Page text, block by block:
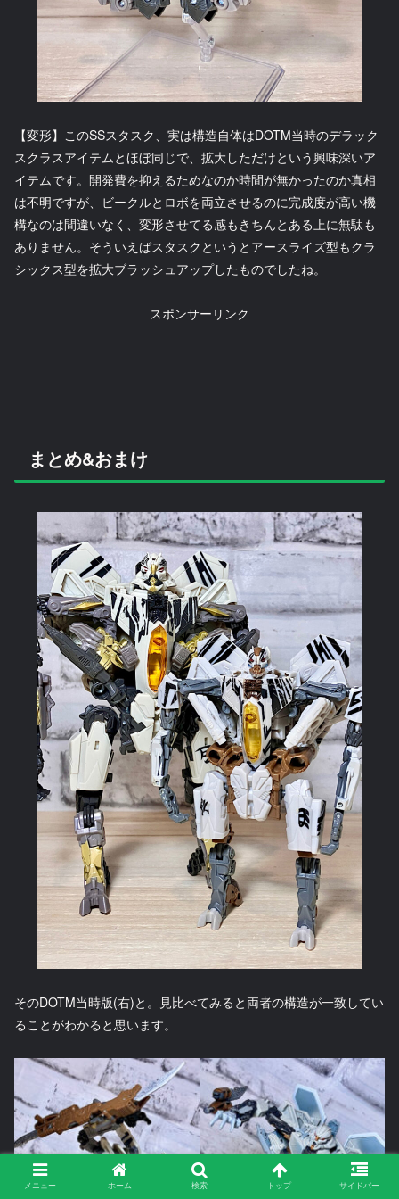
【変形】このSSスタスク、実は構造自体はDOTM当時のデラック
スクラスアイテムとほぼ同じで、拡大しただけという興味深いア
イテムです。開発費を抑えるためなのか時間が無かったのか真相
は不明ですが、ビークルとロボを両立させるのに完成度が高い機
構なのは間違いなく、変形させてる感もきちんとある上に無駄も
ありません。そういえばスタスクというとアースライズ型もクラ
シックス型を拡大ブラッシュアップしたものでしたね。
スポンサーリンク
まとめ&おまけ
そのDOTM当時版(右)と。見比べてみると両者の構造が一致してい
ることがわかると思います。
メニュー ホーム 検索 トップ サイドバー